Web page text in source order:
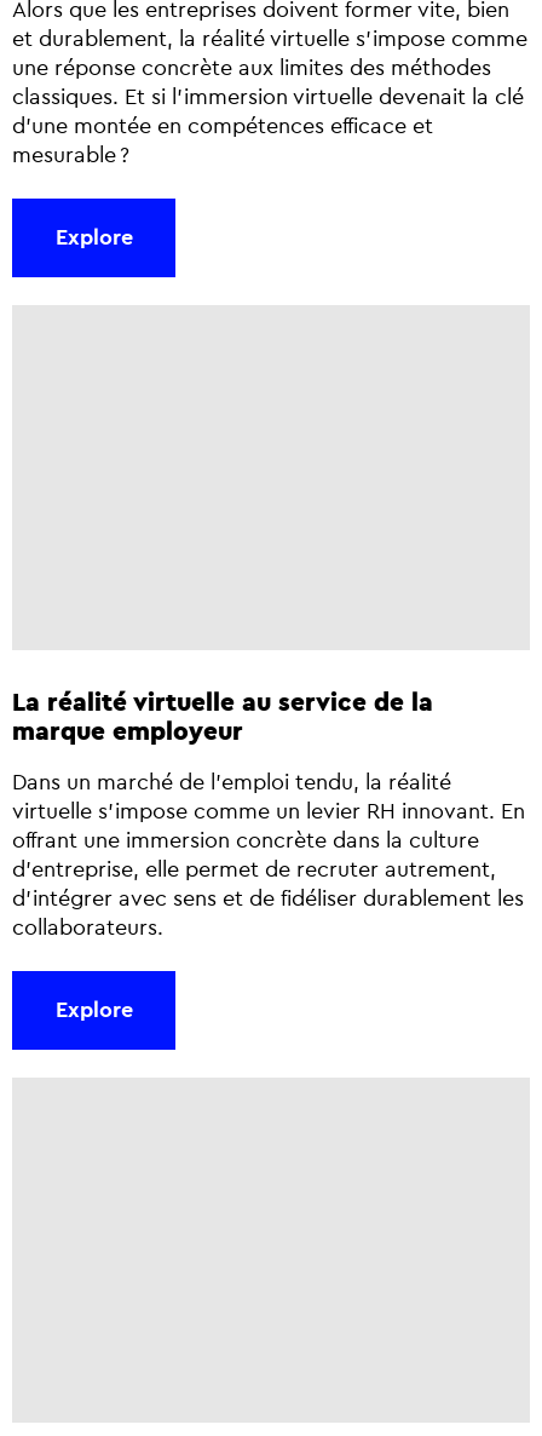
Alors que les entreprises doivent former vite, bien
et durablement, la réalité virtuelle s’impose comme
une réponse concrète aux limites des méthodes
classiques. Et si l’immersion virtuelle devenait la clé
d’une montée en compétences efficace et
mesurable ?
Explore
La réalité virtuelle au service de la
marque employeur
Dans un marché de l’emploi tendu, la réalité
virtuelle s’impose comme un levier RH innovant. En
offrant une immersion concrète dans la culture
d’entreprise, elle permet de recruter autrement,
d’intégrer avec sens et de fidéliser durablement les
collaborateurs.
Explore